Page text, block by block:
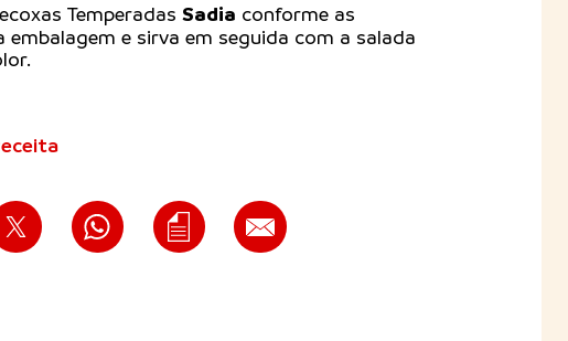
TemperadasSadia conforme as
embalagem e sirva em seguida com a salada